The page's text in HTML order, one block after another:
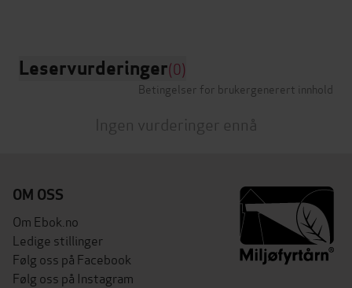
Leservurderinger(0)
Betingelser for brukergenerert innhold
Ingen vurderinger ennå
OM OSS
Om Ebok.no
Ledige stillinger
Følg oss på Facebook
Følg oss på Instagram